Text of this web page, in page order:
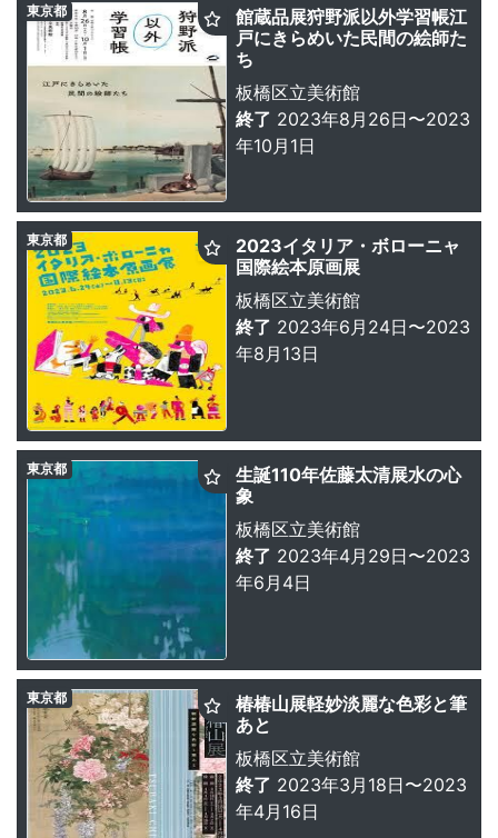
館蔵品展狩野派以外学習帳江
戸にきらめいた民間の絵師た
ち
板橋区立美術館
終了 2023年8月26日〜2023
年10月1日
東京都
2023イタリア・ボローニャ
国際絵本原画展
板橋区立美術館
終了 2023年6月24日〜2023
年8月13日
東京都
生誕110年佐藤太清展水の心
象
板橋区立美術館
終了 2023年4月29日〜2023
年6月4日
東京都
椿椿山展軽妙淡麗な色彩と筆
あと
板橋区立美術館
終了 2023年3月18日〜2023
年4月16日
東京都